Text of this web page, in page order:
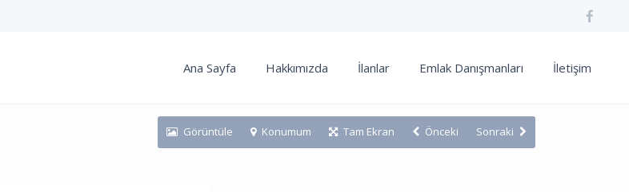
Ana Sayfa Hakkımızda İlanlar Emlak Danışmanları İletişim
Görüntüle Konumum Tam Ekran Önceki Sonraki